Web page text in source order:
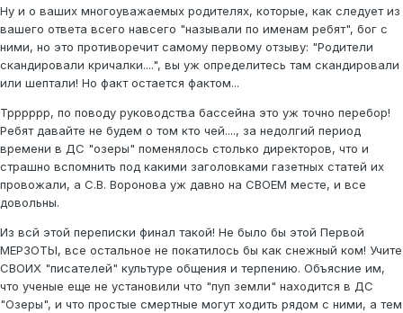
Ну и о ваших многоуважаемых родителях, которые, как следует из
вашего ответа всего навсего "называли по именам ребят", бог с
ними, но это противоречит самому первому отзыву: "Родители
скандировали кричалки....", вы уж определитесь там скандировали
или шептали! Но факт остается фактом...
Трррррр, по поводу руководства бассейна это уж точно перебор!
Ребят давайте не будем о том кто чей...., за недолгий период
времени в ДС "озеры" поменялось столько директоров, что и
страшно вспомнить под какими заголовками газетных статей их
провожали, а С.В. Воронова уж давно на СВОЕМ месте, и все
довольны.
Из всй этой переписки финал такой! Не было бы этой Первой
МЕРЗОТЫ, все остальное не покатилось бы как снежный ком! Учите
СВОИХ "писателей" культуре общения и терпению. Объясние им,
что ученые еще не установили что "пуп земли" находится в ДС
"Озеры", и что простые смертные могут ходить рядом с ними, а тем